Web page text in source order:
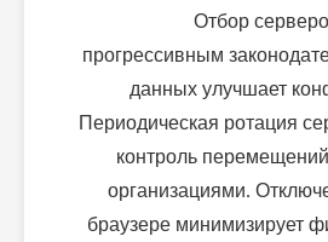
Отбор
прогрессивным
данных улучшает
Периодическая ротация
контроль
организациями.
браузере минимизирует